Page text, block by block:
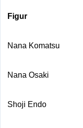
Figur
Nana Komatsu
Nana Osaki
Shoji Endo